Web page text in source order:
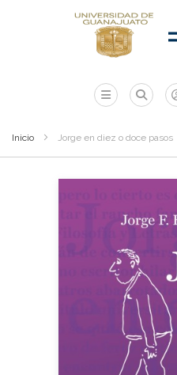
Inicio Jorge en diez o doce pasos